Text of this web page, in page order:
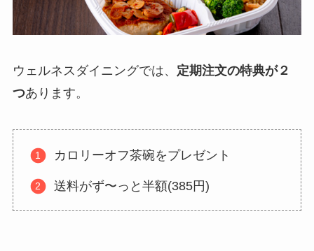
ウェルネスダイニングでは、 定期注文の特典が２
つあります。
カロリーオフ茶碗をプレゼント
送料がず〜っと半額(385円)